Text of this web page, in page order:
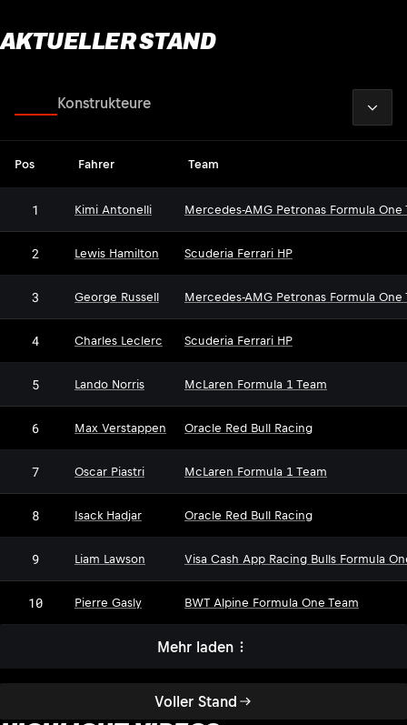
AKTUELLER STAND
Voller Stand
Konstrukteure
Pos Fahrer Team
1 Kimi Antonelli Mercedes-AMG Petronas Formula One
2 Lewis Hamilton Scuderia Ferrari HP
3 George Russell Mercedes-AMG Petronas Formula One
4 Charles Leclerc Scuderia Ferrari HP
5 Lando Norris McLaren Formula 1 Team
6 Max Verstappen Oracle Red Bull Racing
7 Oscar Piastri McLaren Formula 1 Team
8 Isack Hadjar Oracle Red Bull Racing
9 Liam Lawson Visa Cash App Racing Bulls Formula
10 Pierre Gasly BWT Alpine Formula One Team
Mehr laden